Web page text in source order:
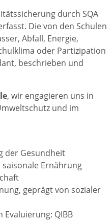
durch SQA
Die von den Schulen
Abfall, Energie,
oder Partizipation
beschrieben und
, wir engagieren uns in
und im
der Gesundheit
Ernährung
geprägt von sozialer
QIBB